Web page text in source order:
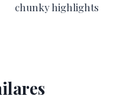
chunky highlights